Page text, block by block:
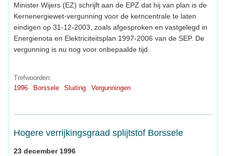
Minister Wijers (EZ) schrijft aan de EPZ dat hij van plan is de
Kernenergiewet-vergunning voor de kerncentrale te laten
eindigen op 31-12-2003, zoals afgesproken en vastgelegd in
Energienota en Elektriciteitsplan 1997-2006 van de SEP. De
vergunning is nu nog voor onbepaalde tijd.
Trefwoorden:
1996
Borssele Sluiting Vergunningen
Hogere verrijkingsgraad splijtstof Borssele
23 december 1996